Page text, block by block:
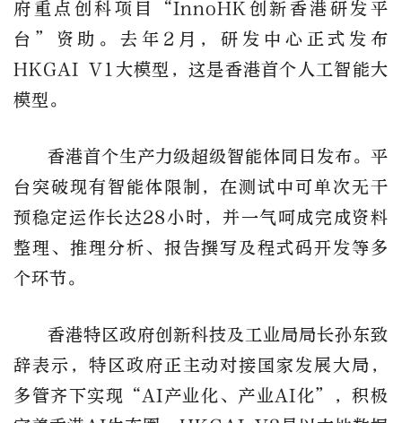
府重点创科项目“InnoHK创新香港研发平
台”资助。去年2月，研发中心正式发布
HKGAI V1大模型，这是香港首个人工智能大
模型。
香港首个生产力级超级智能体同日发布。平
台突破现有智能体限制，在测试中可单次无干
预稳定运作长达28小时，并一气呵成完成资料
整理、推理分析、报告撰写及程式码开发等多
个环节。
香港特区政府创新科技及工业局局长孙东致
辞表示，特区政府正主动对接国家发展大局，
多管齐下实现“AI产业化、产业AI化”，积极